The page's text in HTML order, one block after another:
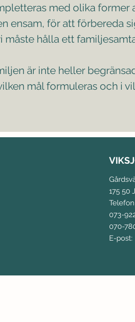
med olika former
ensam, för att förbereda
måste hålla ett
är inte heller
mål formuleras och i
175 50
073-
070-
E-post: